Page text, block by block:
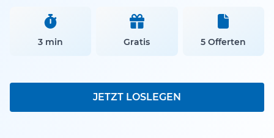
3 min Gratis 5 Offerten
JETZT LOSLEGEN